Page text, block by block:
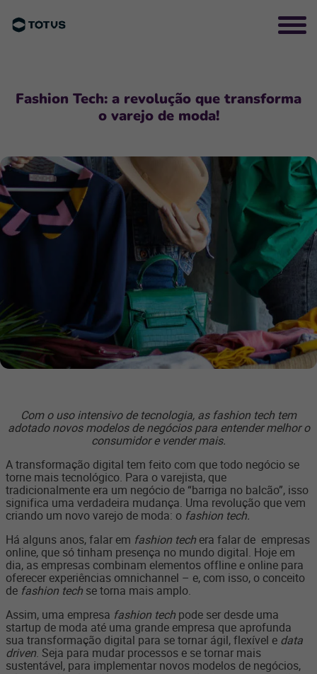
Fashion Tech: a revolução que transforma
o varejo de moda!
Com o uso intensivo de tecnologia, as fashion tech tem
adotado novos modelos de negócios para entender melhor o
consumidor e vender mais.
A transformação digital tem feito com que todo negócio se
torne mais tecnológico. Para o varejista, que
tradicionalmente era um negócio de “barriga no balcão”, isso
significa uma verdadeira mudança. Uma revolução que vem
criando um novo varejo de moda: o fashion tech.
Há alguns anos, falar em fashion tech era falar de empresas
online, que só tinham presença no mundo digital. Hoje em
dia, as empresas combinam elementos offline e online para
oferecer experiências omnichannel – e, com isso, o conceito
de fashion tech se torna mais amplo.
Assim, uma empresa fashion tech pode ser desde uma
startup de moda até uma grande empresa que aprofunda
sua transformação digital para se tornar ágil, flexível e data
driven. Seja para mudar processos e se tornar mais
sustentável, para implementar novos modelos de negócios,